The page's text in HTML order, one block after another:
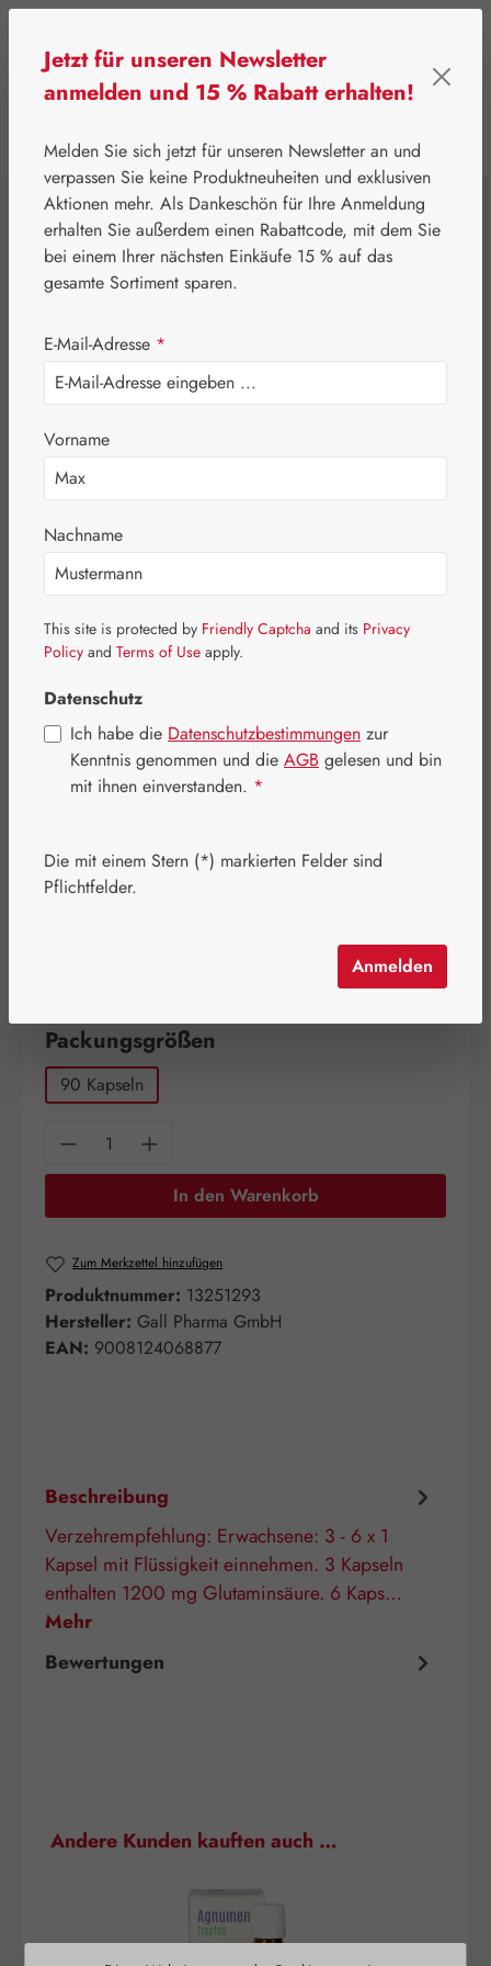
⌂ Gall Pharma Gall Exklusiv
Gluti-Agil® 400
mg Kapseln
Bildergalerie überspringen
Regulärer Preis:
37,00 €
Inhalt:0.044 Kilogramm
Packungsgrößen
90 Kapseln
Produkt Anzahl: Gib den gewünschten
In den Warenkorb
Zum Merkzettel hinzufügen
Produktnummer: 13251293
Hersteller: Gall Pharma GmbH
EAN: 9008124068877
Beschreibung
Verzehrempfehlung: Erwachsene: 3 - 6 x 1
Kapsel mit Flüssigkeit einnehmen. 3 Kapseln
enthalten 1200 mg Glutaminsäure. 6 Kaps…
Mehr
Bewertungen
Produktgalerie überspringen
Andere Kunden kauften auch …
Jetzt für unseren Newsletter
anmelden und 15 % Rabatt erhalten!
Melden Sie sich jetzt für unseren Newsletter an und
verpassen Sie keine Produktneuheiten und exklusiven
Aktionen mehr. Als Dankeschön für Ihre Anmeldung
erhalten Sie außerdem einen Rabattcode, mit dem Sie
bei einem Ihrer nächsten Einkäufe 15 % auf das
gesamte Sortiment sparen.
E-Mail-Adresse *
Vorname
Nachname
This site is protected by Friendly Captcha and its Privacy
Policy and Terms of Use apply.
Datenschutz
Ich habe die Datenschutzbestimmungen zur
Kenntnis genommen und die AGB gelesen und bin
mit ihnen einverstanden. *
Die mit einem Stern (*) markierten Felder sind
Pflichtfelder.
Anmelden